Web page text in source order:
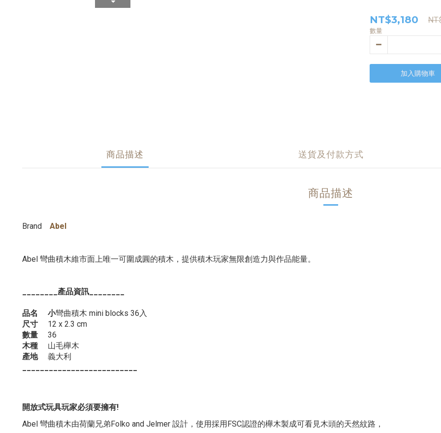
NT$3,180
數量
加入購物車
商品描述 送貨及付款方式
商品描述
Brand Abel
Abel 彎曲積木維市面上唯一可圍成圓的積木，提供積木玩家無限創造力與作品能量。
產品資訊
品名 小彎曲積木 mini blocks 36入
尺寸 12 x 2.3 cm
數量 36
木種 山毛櫸木
產地義大利
開放式玩具玩家必須要擁有!
Abel 彎曲積木由荷蘭兄弟Folko and Jelmer 設計，使用採用FSC認證的櫸木製成可看見木頭的天然紋路，